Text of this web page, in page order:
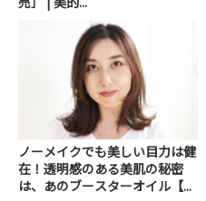
ノーメイクでも美しい目力は健
在！透明感のある美肌の秘密
は、あのブースターオイル【...